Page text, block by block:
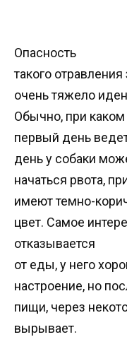
Опасность
такого
очень тяжело
Обычно, при
первый день
день у собаки
начаться рвота,
имеют темно-
цвет. Самое
отказывается
от еды, у него
настроение, но
пищи, через
вырывает.